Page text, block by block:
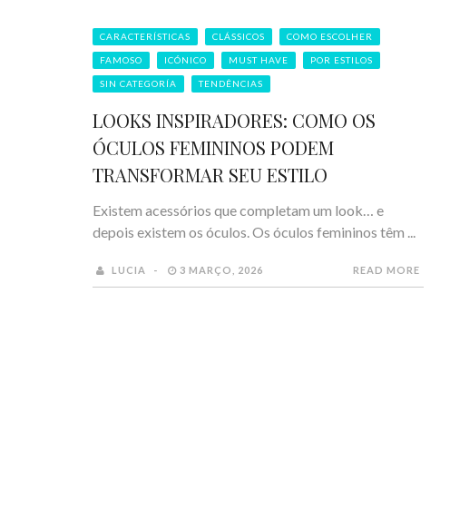
CARACTERÍSTICAS CLÁSSICOS COMO ESCOLHER
FAMOSO ICÓNICO MUST HAVE POR ESTILOS
SIN CATEGORÍA TENDÊNCIAS
LOOKS INSPIRADORES: COMO OS
ÓCULOS FEMININOS PODEM
TRANSFORMAR SEU ESTILO
Existem acessórios que completam um look… e
depois existem os óculos. Os óculos femininos têm ...
LUCIA 3 MARÇO, 2026 READ MORE